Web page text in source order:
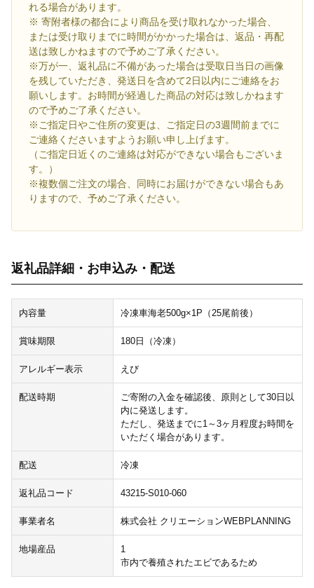
れる場合があります。
※ 寄附者様の都合により商品を受け取れなかった場合、
または受け取りまでに時間がかかった場合は、返品・再配
送は致しかねますので予めご了承ください。
※万が一、返礼品に不備があった場合は受取日当日の画像
を残していただき、発送日を含めて2日以内にご連絡をお
願いします。お時間が経過した商品の対応は致しかねます
ので予めご了承ください。
※ご指定日やご住所の変更は、ご指定日の3週間前までに
ご連絡くださいますようお願い申し上げます。
（ご指定日近くのご連絡は対応ができない場合もございま
す。）
※複数個ご注文の場合、同時にお届けができない場合もあ
りますので、予めご了承ください。
返礼品詳細・お申込み・配送
内容量 冷凍車海老500g×1P（25尾前後）
賞味期限 180日（冷凍）
アレルギー表示 えび
配送時期
ご寄附の入金を確認後、原則として30日以
内に発送します。
ただし、発送までに1～3ヶ月程度お時間を
いただく場合があります。
配送 冷凍
返礼品コード 43215-S010-060
事業者名 株式会社 クリエーションWEBPLANNING
地場産品
1
市内で養殖されたエビであるため